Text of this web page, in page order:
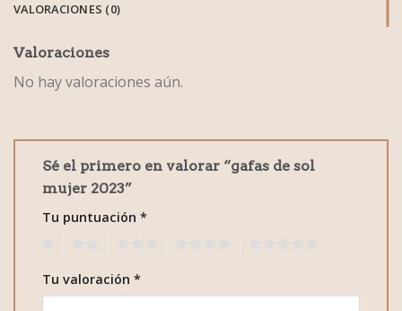
VALORACIONES (0)
Valoraciones
No hay valoraciones aún.
Sé el primero en valorar “gafas de sol
mujer 2023”
Tu puntuación *
Tu valoración *